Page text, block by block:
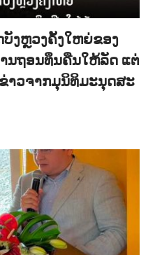
ບັງຫຼວງຄັ້ງໃຫຍ່ຂອງ
ນຖອນທຶນຄືນໃຫ້ລັດ ແຕ່
າວຈາກມຸນິທິມະນຸດສະ